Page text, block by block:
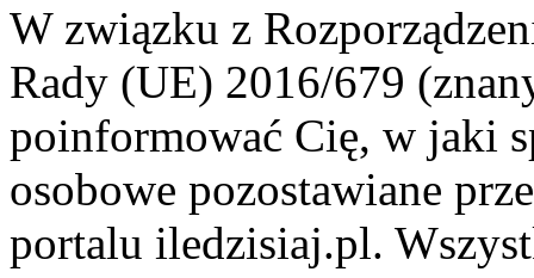
W związku z
Rady (UE) 2016/679
poinformować Cię, w jaki
osobowe pozostawiane
portalu iledzisiaj.pl.